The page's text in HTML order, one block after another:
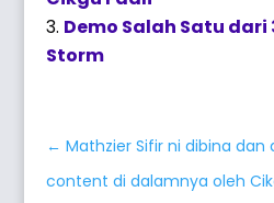
Demo Salah Satu
Storm
←Mathzier Sifir ni dibina dan
content di dalamnya oleh